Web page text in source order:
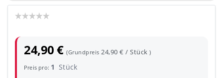
24,90 €(Grundpreis24,90 € / Stück)
Preis pro: 1 Stück